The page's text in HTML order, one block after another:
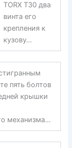
TORX T30 два
винта его
крепления к
кузову…
пять болтов
крышки
механизма…